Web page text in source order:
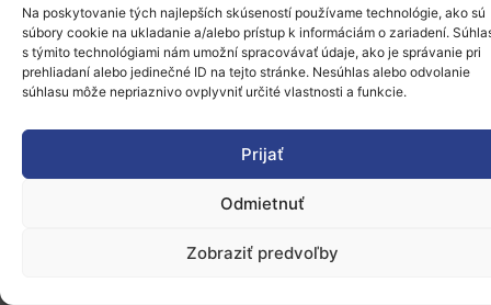
Na poskytovanie tých najlepších skúseností používame technológie, ako sú
súbory cookie na ukladanie a/alebo prístup k informáciám o zariadení.
s týmito technológiami nám umožní spracovávať údaje, ako je správanie pri
prehliadaní alebo jedinečné ID na tejto stránke. Nesúhlas alebo odvolanie
súhlasu môže nepriaznivo ovplyvniť určité vlastnosti a funkcie.
Prijať
Odmietnuť
Zobraziť predvoľby
aAkcií Marie Skłodowska-Curiea zároveň
zefektívniť reguláciu pre jednoduchšiu spoluprácu
medzi akademickou obcou a priemyslom.
Kompletné znenie správy(ANG)
Zverejnené 08.11.2024, slord